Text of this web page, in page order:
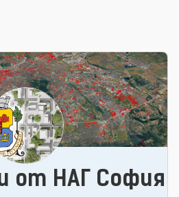
от НАГ София